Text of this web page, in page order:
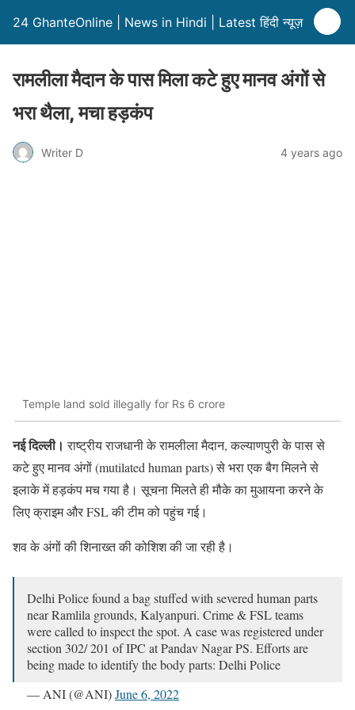
24 GhanteOnline | News in Hindi | Latest हिंदी न्यूज़
रामलीला मैदान के पास मिला कटे हुए मानव अंगों से
भरा थैला, मचा हड़कंप
Writer D 4 years ago
Temple land sold illegally for Rs 6 crore
नई दिल्ली। राष्ट्रीय राजधानी के रामलीला मैदान, कल्याणपुरी के पास से
कटे हुए मानव अंगों (mutilated human parts) से भरा एक बैग मिलने से
इलाके में हड़कंप मच गया है। सूचना मिलते ही मौके का मुआयना करने के
लिए क्राइम और FSL की टीम को पहुंच गई।
शव के अंगों की शिनाख्त की कोशिश की जा रही है।
Delhi Police found a bag stuffed with severed human parts
near Ramlila grounds, Kalyanpuri. Crime & FSL teams
were called to inspect the spot. A case was registered under
section 302/ 201 of IPC at Pandav Nagar PS. Efforts are
being made to identify the body parts: Delhi Police
— ANI (@ANI)June 6, 2022